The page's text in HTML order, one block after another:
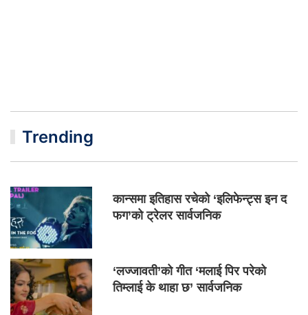
Trending
कान्समा इतिहास रचेको ‘इलिफेन्ट्स इन द
फग’को ट्रेलर सार्वजनिक
‘लज्जावती’को गीत ‘मलाई पिर परेको
तिम्लाई के थाहा छ’ सार्वजनिक